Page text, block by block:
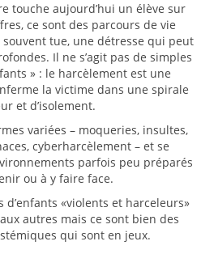
touche aujourd’hui un élève sur
ce sont des parcours de vie
tue, une détresse qui peut
Il ne s’agit pas de simples
» : le harcèlement est une
la victime dans une spirale
et d’isolement.
variées – moqueries, insultes,
cyberharcèlement – et se
parfois peu préparés
ou à y faire face.
d’enfants «violents et harceleurs»
autres mais ce sont bien des
qui sont en jeux.